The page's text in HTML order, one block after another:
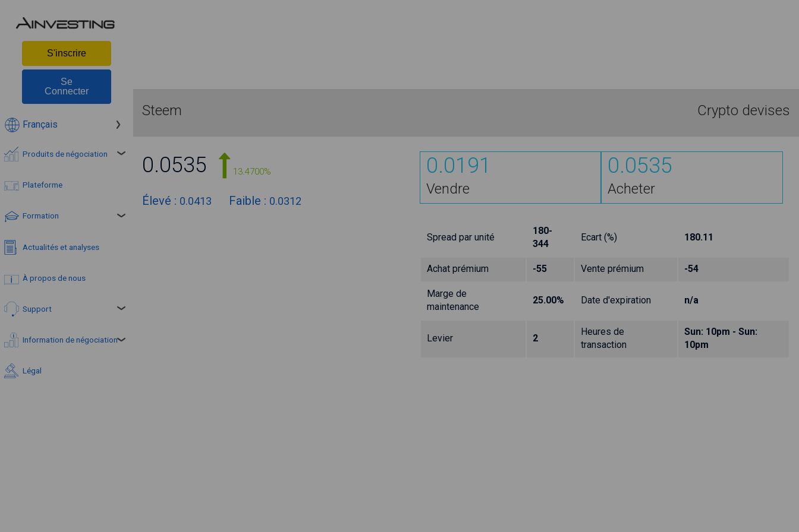
S'inscrire
Se
Connecter
Français
Produits de négociation
Plateforme
Formation
Actualités et analyses
À propos de nous
Support
Information de négociation
Légal
Steem Crypto devises
0.0535 13.4700%
Élevé : 0.0413 Faible : 0.0312
0.0191
Vendre
0.0535
Acheter
Spread par unité
180-
344
Ecart (%) 180.11
Achat prémium -55 Vente prémium -54
Marge de
maintenance
25.00% Date d'expiration n/a
Levier 2
Heures de
transaction
Sun: 10pm - Sun:
10pm